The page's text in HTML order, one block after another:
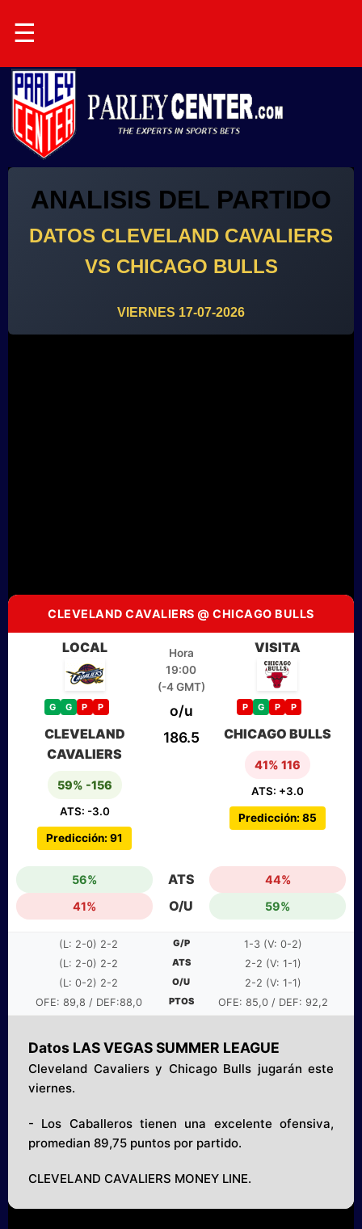
☰
ANALISIS DEL PARTIDO
DATOS CLEVELAND CAVALIERS
VS CHICAGO BULLS
VIERNES 17-07-2026
CLEVELAND CAVALIERS @ CHICAGO BULLS
LOCAL
G G P P
CLEVELAND
CAVALIERS
59% -156
ATS: -3.0
Predicción: 91
Hora
19:00
(-4 GMT)
o/u
186.5
VISITA
P G P P
CHICAGO BULLS
41% 116
ATS: +3.0
Predicción: 85
56% ATS
44%
41%
O/U 59%
(L: 2-0) 2-2 G/P
1-3 (V: 0-2)
(L: 2-0) 2-2
ATS
2-2 (V: 1-1)
(L: 0-2) 2-2
O/U
2-2 (V: 1-1)
OFE: 89,8 / DEF:88,0
PTOS OFE: 85,0 / DEF: 92,2
Datos LAS VEGAS SUMMER LEAGUE
Cleveland Cavaliers y Chicago Bulls jugarán este
viernes.
- Los Caballeros tienen una excelente ofensiva,
promedian 89,75 puntos por partido.
CLEVELAND CAVALIERS MONEY LINE.